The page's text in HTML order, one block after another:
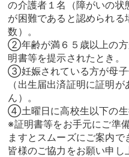
の介護者１名（障がいの状
が困難であると認められる
数）。
②年齢が満６５歳以上の方
明書等を提示されたとき。
③妊娠されている方が母子
（出生届出済証明に証明
ん）。
④土曜日に高校生以下の生
※証明書等をお手元にご準
ますとスムーズにご案内で
皆様のご協力をお願い申し